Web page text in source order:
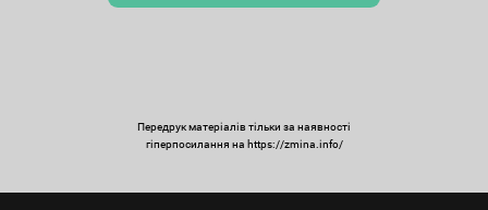
Передрук матеріалів тільки за наявності
гіперпосилання на https://zmina.info/